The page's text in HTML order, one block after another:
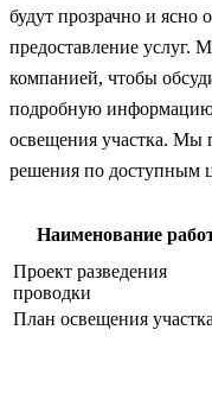
будут прозрачно и ясно
предоставление услуг.
компанией, чтобы
подробную
освещения участка. Мы
решения по доступным
Наименование
Проект разведения
проводки
План освещения участка